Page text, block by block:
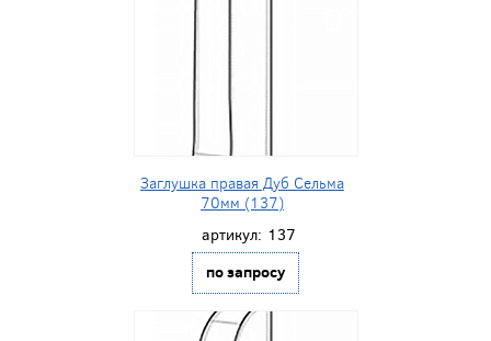
Заглушка правая Дуб Сельма
70мм (137)
артикул: 137
по запросу